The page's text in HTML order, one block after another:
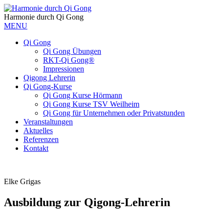
Harmonie durch Qi Gong
MENU
Qi Gong
Qi Gong Übungen
RKT-Qi Gong®
Impressionen
Qigong Lehrerin
Qi Gong-Kurse
Qi Gong Kurse Hörmann
Qi Gong Kurse TSV Weilheim
Qi Gong für Unternehmen oder Privatstunden
Veranstaltungen
Aktuelles
Referenzen
Kontakt
Elke Grigas
Ausbildung zur Qigong-Lehrerin